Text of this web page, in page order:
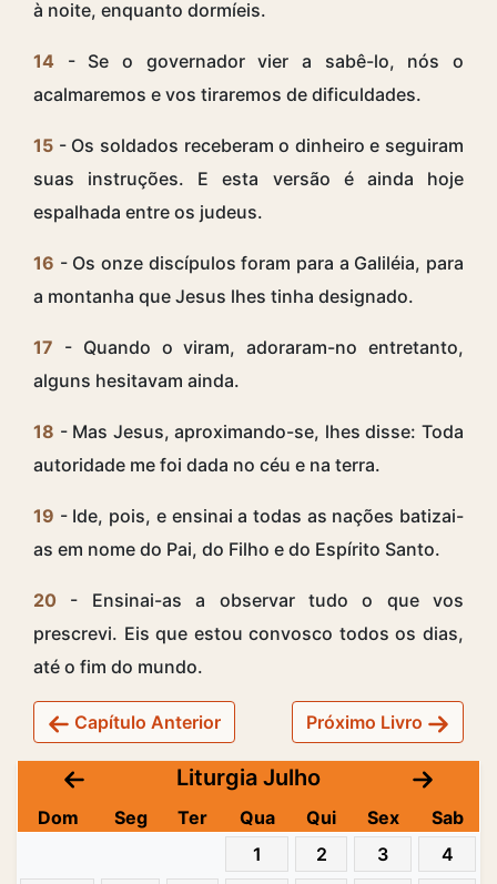
à noite, enquanto dormíeis.
14 - Se o governador vier a sabê-lo, nós o
acalmaremos e vos tiraremos de dificuldades.
15 - Os soldados receberam o dinheiro e seguiram
suas instruções. E esta versão é ainda hoje
espalhada entre os judeus.
16 - Os onze discípulos foram para a Galiléia, para
a montanha que Jesus lhes tinha designado.
17 - Quando o viram, adoraram-no entretanto,
alguns hesitavam ainda.
18 - Mas Jesus, aproximando-se, lhes disse: Toda
autoridade me foi dada no céu e na terra.
19 - Ide, pois, e ensinai a todas as nações batizai-
as em nome do Pai, do Filho e do Espírito Santo.
20 - Ensinai-as a observar tudo o que vos
prescrevi. Eis que estou convosco todos os dias,
até o fim do mundo.
Capítulo Anterior Próximo Livro
Liturgia Julho
Dom Seg Ter Qua Qui Sex
Sab
1
2 3
4